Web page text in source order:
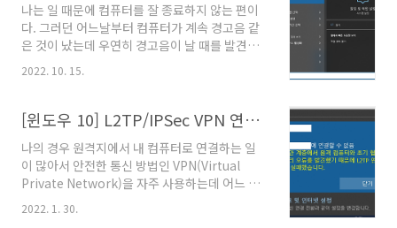
가하며 디스크 사용량은 큰 변동이 없다.
나는 일 때문에 컴퓨터를 잘 종료하지 않는 편이
다. 그러던 어느날부터 컴퓨터가 계속 경고음 같
은 것이 났는데 우연히 경고음이 날 때를 발견해
서 조치를 했다. 한글과컴퓨터에서 만든 소프트
웨어에 가능한 업데이트가 있으면 알림이 계속
났던 것이었다. 소리를 끄는 방법은 아래와 같다.
알림 및 작업 설정 화면 아래의 사진처럼 알림 및
작업 설정 화면으로 이동한다. 알림 및 작업 설정
아래의 사진처럼 알림을 켰지만 소리가 나지 않
게 설정한다. 알림이 필요 없으면 그냥 꺼버리는
것도 괜찮다. 솔직히 윈도우 알림의 효용성을 난
2022. 10. 15.
[윈도우 10] L2TP/IPSec VPN 연결 중에 보안 계층 오류가 발생했을 때
나의 경우 원격지에서 내 컴퓨터로 연결하는 일
이 많아서 안전한 통신 방법인 VPN(Virtual
Private Network)을 자주 사용하는데 어느 날
격 컴퓨터와 초기 협상 동안 처리 오류를 발견했
2022. 1. 30.